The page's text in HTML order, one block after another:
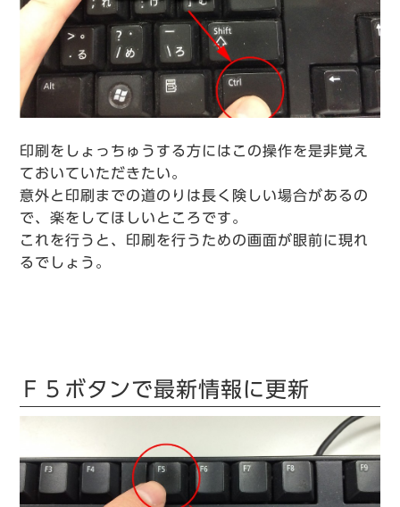
印刷をしょっちゅうする方にはこの操作を是非覚え
ておいていただきたい。
意外と印刷までの道のりは長く険しい場合があるの
で、楽をしてほしいところです。
これを行うと、印刷を行うための画面が眼前に現れ
るでしょう。
Ｆ５ボタンで最新情報に更新